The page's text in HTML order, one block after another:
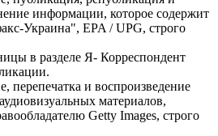
информации, которое содержит
Украина", EPA / UPG, строго
в разделе Я- Корреспондент
перепечатка и воспроизведение
материалов,
Getty Images, строго